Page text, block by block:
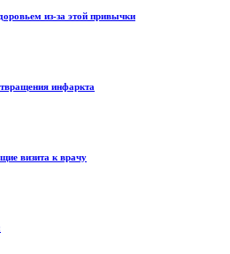
из-за этой привычки
инфаркта
визита к врачу